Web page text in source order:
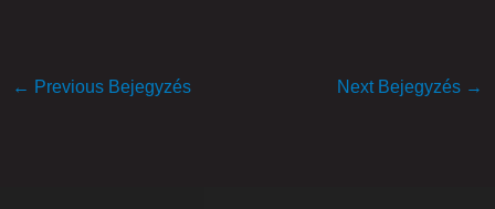
← Previous Bejegyzés Next Bejegyzés →